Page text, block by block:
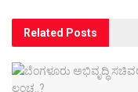
Related Posts